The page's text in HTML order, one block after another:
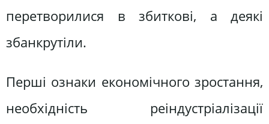
перетворилися в збиткові, а деякі
збанкрутіли.
Перші ознаки економічного зростання,
необхідність реіндустріалізації